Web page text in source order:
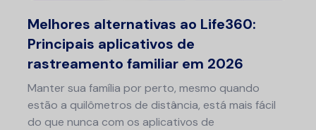
Melhores alternativas ao Life360:
Principais aplicativos de
rastreamento familiar em 2026
Manter sua família por perto, mesmo quando
estão a quilômetros de distância, está mais fácil
do que nunca com os aplicativos de